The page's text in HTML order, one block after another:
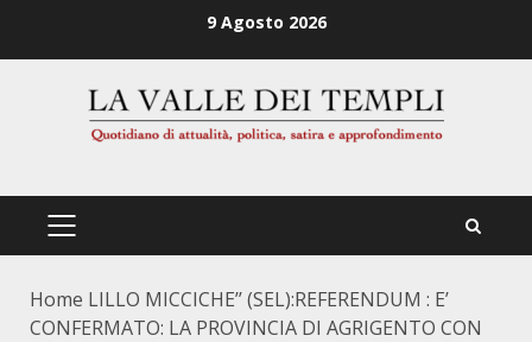
9 Agosto 2026
PRIMÄRES
Home LILLO MICCICHE’’ (SEL):REFERENDUM : E’
CONFERMATO: LA PROVINCIA DI AGRIGENTO CON